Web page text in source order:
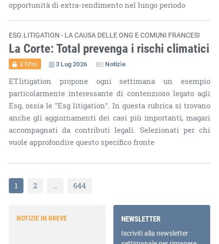
opportunità di extra-rendimento nel lungo periodo
ESG.LITIGATION - LA CAUSA DELLE ONG E COMUNI FRANCESI
La Corte: Total prevenga i rischi climatici
ET.Pro 3 Lug 2026 Notizie
ET.litigation propone ogni settimana un esempio
particolarmente interessante di contenzioso legato agli
Esg, ossia le "Esg litigation". In questa rubrica si trovano
anche gli aggiornamenti dei casi più importanti, magari
accompagnati da contributi legali. Selezionati per chi
vuole approfondire questo specifico fronte
1 2 … 644
NOTIZIE IN BREVE NEWSLETTER
Iscriviti alla newsletter